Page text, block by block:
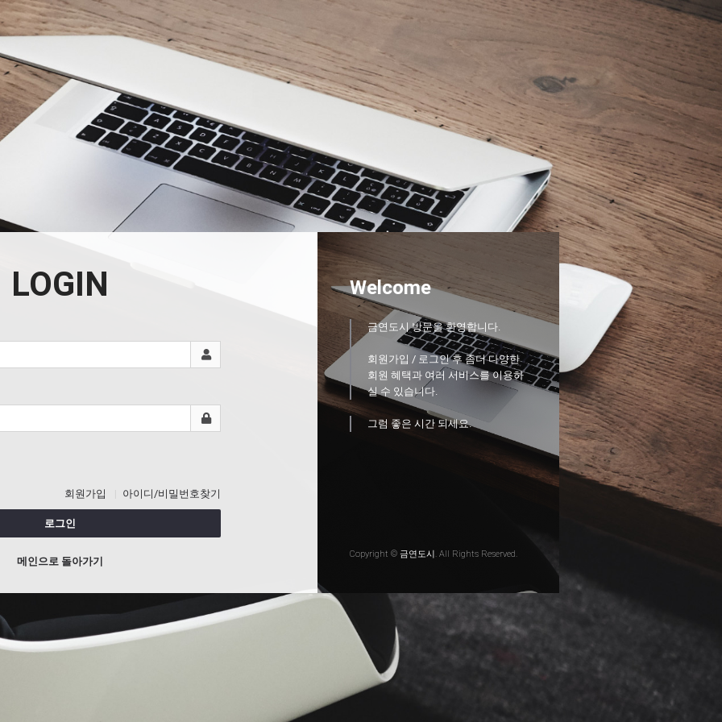
LOGIN
회원가입 아이디/비밀번호찾기
로그인
메인으로 돌아가기
Welcome
금연도시 방문을 환영합니다.
회원가입 / 로그인 후 좀더 다양한
회원 혜택과 여러 서비스를 이용하
실 수 있습니다.
그럼 좋은 시간 되세요.
Copyright © 금연도시. All Rights Reserved.